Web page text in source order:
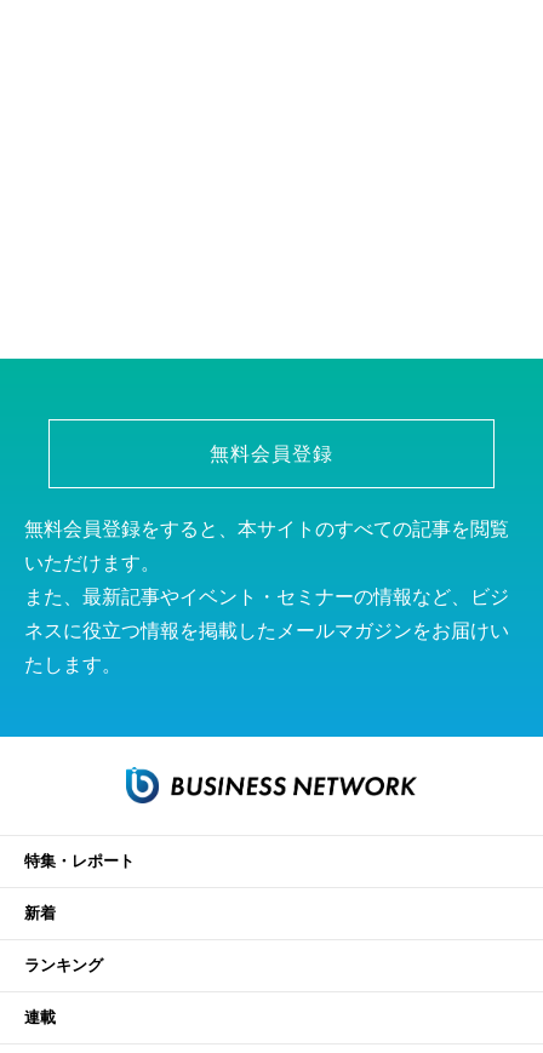
無料会員登録
無料会員登録をすると、本サイトのすべての記事を閲覧
いただけます。
また、最新記事やイベント・セミナーの情報など、ビジ
ネスに役立つ情報を掲載したメールマガジンをお届けい
たします。
特集・レポート
新着
ランキング
連載